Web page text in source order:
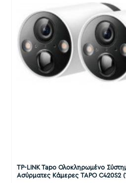
TP-LINK Tapo Ολοκληρωμένο
Ασύρματες Κάμερες TAPO C420S2